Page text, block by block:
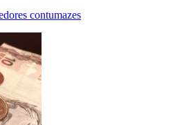
contumazes